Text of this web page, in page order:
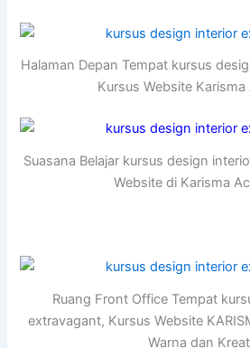
Halaman Depan Tempat kursus
Kursus Website
Suasana Belajar kursus design
Website di Karisma
Ruang Front Office Tempat
extravagant, Kursus Website
Warna dan